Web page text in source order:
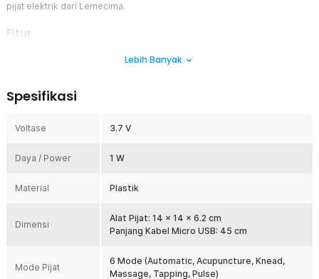
pijat elektrik dari Lemecima.
Fitur
Teknologi TENS Pulse Redakan Pegal
Intensitas listriknya pun dapat Anda atur hingga 9 tingkatan.
memperkuat dan merelaksasi otot sekaligus meningkatkan kinerja
Nyaman dan Ergonomis
headphone dengan 4 buah plat elektroda. Lekukannya juga dapat
Kontrol dengan Mudah
alat pijat. Alat pijat leher elektrik ini memiliki tombol plus, minus, dan
power. Karena terletak pada bodi alat, tombol pengaturannya dapat
Lebih Banyak
Spesifikasi
Voltase 3.7 V
Daya / Power 1 W
Material Plastik
Dimensi
Alat Pijat: 14 x 14 x 6.2 cm
Panjang Kabel Micro USB: 45 cm
Mode Pijat
6 Mode (Automatic, Acupuncture, Knead,
Massage, Tapping, Pulse)